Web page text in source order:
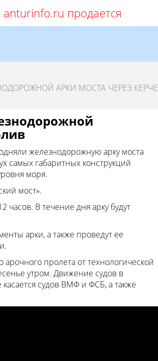
продается
АРКИ МОСТА ЧЕРЕЗ
железнодорожную арку моста
самых габаритных конструкций
моря.
мост».
часов. В течение дня арку будут
арки, а также проведут ее
пролета от технологической
утром. Движение судов в
судов ВМФ и ФСБ, а также